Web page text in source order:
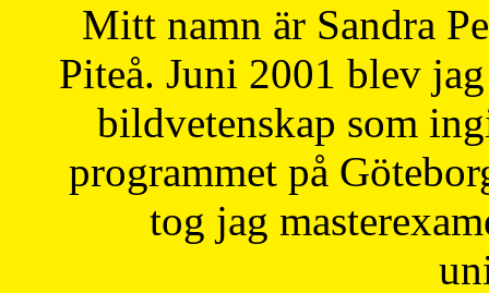
Mitt namn är Sandra
Piteå. Juni 2001 blev
bildvetenskap som
programmet på
tog jag